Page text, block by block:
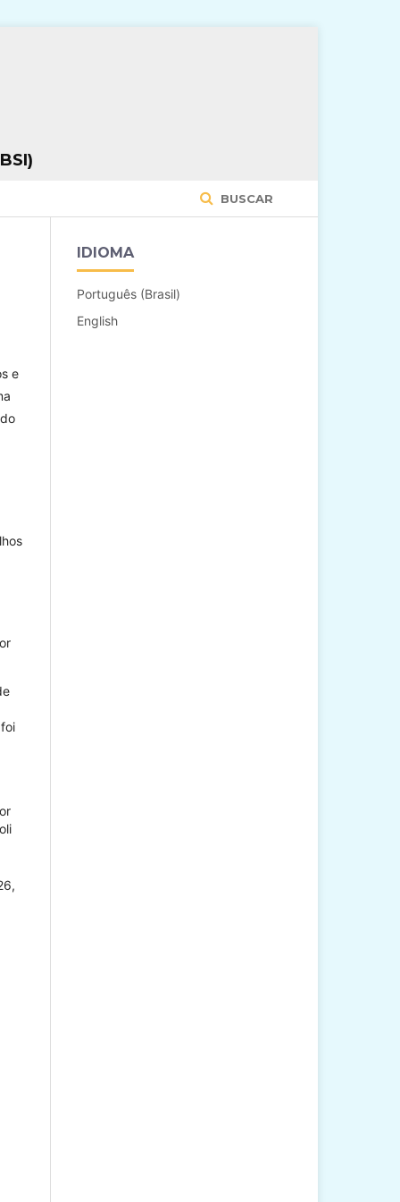
BUSCAR
e
IDIOMA
Português (Brasil)
English